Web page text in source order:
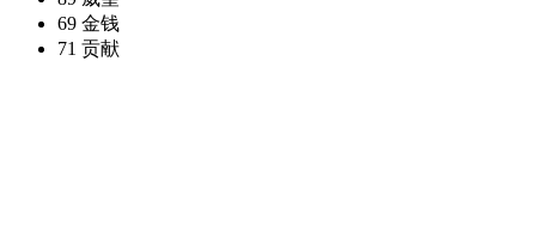
69 金钱
71 贡献